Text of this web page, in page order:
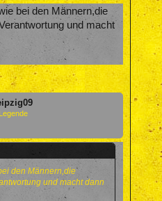
bei den Männern,die
und macht
Legende
den Männern,die
und macht dann